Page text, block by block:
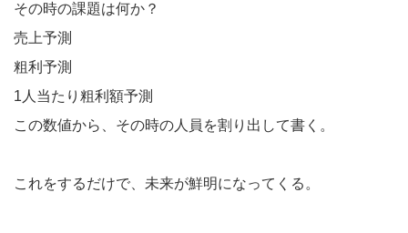
その時の課題は何か？
売上予測
粗利予測
1人当たり粗利額予測
この数値から、その時の人員を割り出して書く。
これをするだけで、未来が鮮明になってくる。